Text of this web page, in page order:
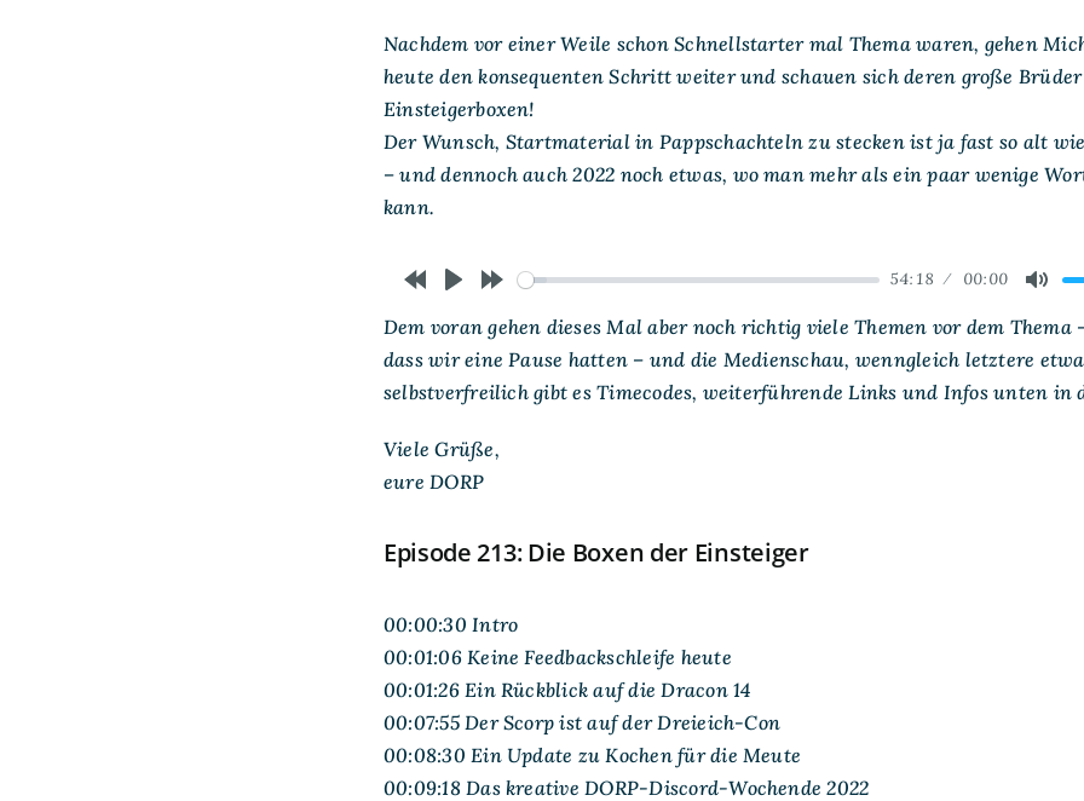
Einsteiger
Nachdem vor einer Weile schon Schnellstarter mal Thema waren, gehen
heute den konsequenten Schritt weiter und schauen sich deren große
Einsteigerboxen!
Der Wunsch, Startmaterial in Pappschachteln zu stecken ist ja fast so alt
– und dennoch auch 2022 noch etwas, wo man mehr als ein paar wenige
kann.
10s
10s
54:18 00:00
Dem voran gehen dieses Mal aber noch richtig viele Themen vor dem Thema
dass wir eine Pause hatten – und die Medienschau, wenngleich letztere
selbstverfreilich gibt es Timecodes, weiterführende Links und Infos unten in
Viele Grüße,
eure DORP
Episode 213: Die Boxen der Einsteiger
00:00:30 Intro
00:01:06 Keine Feedbackschleife heute
00:01:26 Ein Rückblick auf die Dracon 14
00:07:55 Der Scorp ist auf der Dreieich-Con
00:08:30 Ein Update zu Kochen für die Meute
00:09:18 Das kreative DORP-Discord-Wochende 2022